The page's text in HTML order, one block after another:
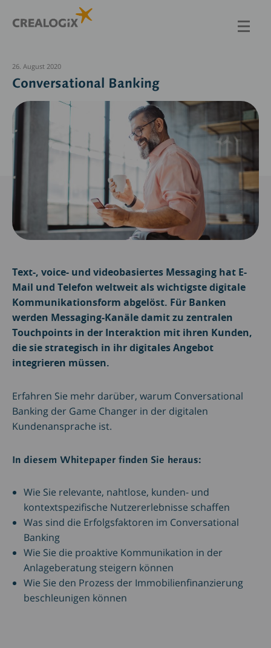
zum
26. August 2020
Conversational Banking
Text-, voice- und videobasiertes Messaging hat E-
Mail und Telefon weltweit als wichtigste digitale
Kommunikationsform abgelöst. Für Banken
werden Messaging-Kanäle damit zu zentralen
Touchpoints in der Interaktion mit ihren Kunden,
die sie strategisch in ihr digitales Angebot
integrieren müssen.
Erfahren Sie mehr darüber, warum Conversational
Banking der Game Changer in der digitalen
Kundenansprache ist.
In diesem Whitepaper finden Sie heraus:
Wie Sie relevante, nahtlose, kunden- und
kontextspezifische Nutzererlebnisse schaffen
Was sind die Erfolgsfaktoren im Conversational
Banking
Wie Sie die proaktive Kommunikation in der
Anlageberatung steigern können
Wie Sie den Prozess der Immobilienfinanzierung
beschleunigen können